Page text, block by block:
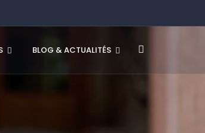
BLOG & ACTUALITÉS